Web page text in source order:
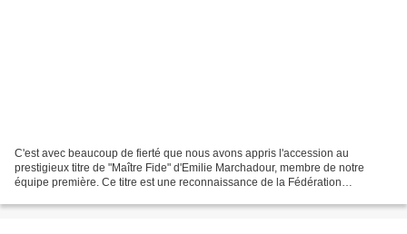
C'est avec beaucoup de fierté que nous avons appris l'accession au
prestigieux titre de "Maître Fide" d'Emilie Marchadour, membre de notre
équipe première. Ce titre est une reconnaissance de la Fédération